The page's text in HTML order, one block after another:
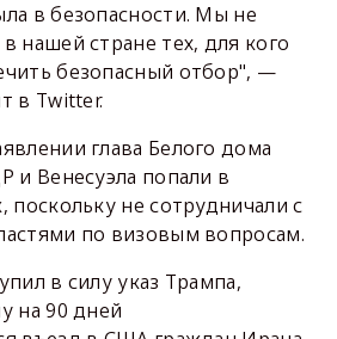
в безопасности. Мы не
нашей стране тех, для кого
безопасный отбор", —
в Twitter.
глава Белого дома
и Венесуэла попали в
поскольку не сотрудничали с
по визовым вопросам.
в силу указ Трампа,
на 90 дней